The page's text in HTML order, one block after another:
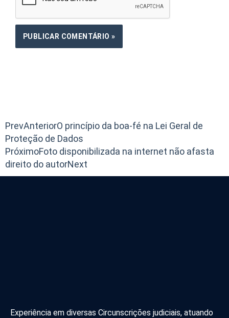
PrevAnteriorO princípio da boa-fé na Lei Geral de
Proteção de Dados
PróximoFoto disponibilizada na internet não afasta
direito do autorNext
Experiência em diversas Circunscrições judiciais, atuando